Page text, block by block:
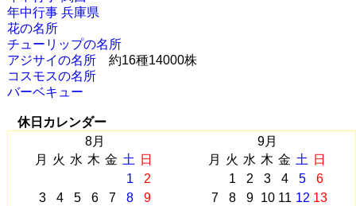
年中行事 兵庫県
花の名所
チューリップの名所
アジサイの名所約16種14000株
コスモスの名所
バーベキュー
休日カレンダー
8月
月
火 水 木 金 土
日
1
2
3
4 5 6 7 8
9
9月
月
火 水 木 金 土
日
1
2 3 4 5
6
7
8 9 10 11 12 13